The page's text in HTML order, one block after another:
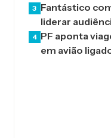
3 Fantástico
liderar
4 PF aponta
em avião